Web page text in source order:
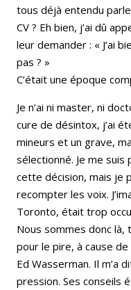
tous déjà entendu
CV ? Eh bien, j’ai dû
leur demander : « J’ai
pas ? »
C’était une époque
Je n’ai ni master, ni
cure de désintox, j’ai
mineurs et un grave,
sélectionné. Je me
cette décision, mais je
recompter les voix.
Toronto, était trop
Nous sommes donc là,
pour le pire, à cause de
Ed Wasserman. Il m’a
pression. Ses conseils